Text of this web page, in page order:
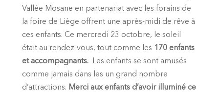
Vallée Mosane en partenariat avec les forains de
la foire de Liège offrent une après-midi de rêve à
ces enfants. Ce mercredi 23 octobre, le soleil
était au rendez-vous, tout comme les 170 enfants
et accompagnants.Les enfants se sont amusés
comme jamais dans les un grand nombre
d’attractions. Merci aux enfants d’avoir illuminé ce